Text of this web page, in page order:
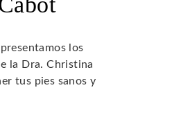
los
la Dra. Christina
tus pies sanos y